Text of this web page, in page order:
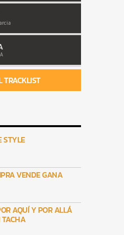
TRACKLIST
STYLE
VENDE GANA
AQUÍ Y POR ALLÁ